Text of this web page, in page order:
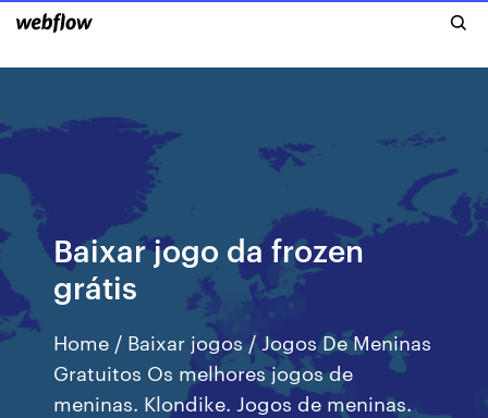
Baixar jogo da frozen
grátis
Home / Baixar jogos / Jogos De Meninas
Gratuitos Os melhores jogos de
meninas. Klondike. Jogos de meninas.